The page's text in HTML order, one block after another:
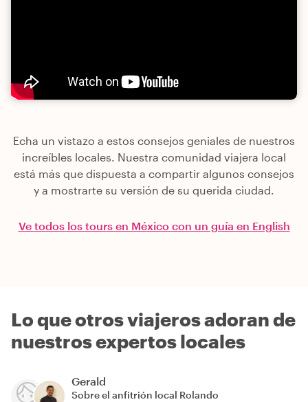
Echa un vistazo a estos consejos geniales de nuestros
increíbles locales. Nuestra comunidad viajera local
está más que dispuesta a compartir algunos consejos
y a mostrarte su versión de su querida ciudad.
Ve todos los tours en México con un guía en English
Lo que otros viajeros adoran de
nuestros expertos locales
Gerald
Sobre el anfitrión local Rolando